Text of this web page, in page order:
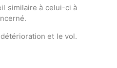
similaire à celui-ci à
et le vol.